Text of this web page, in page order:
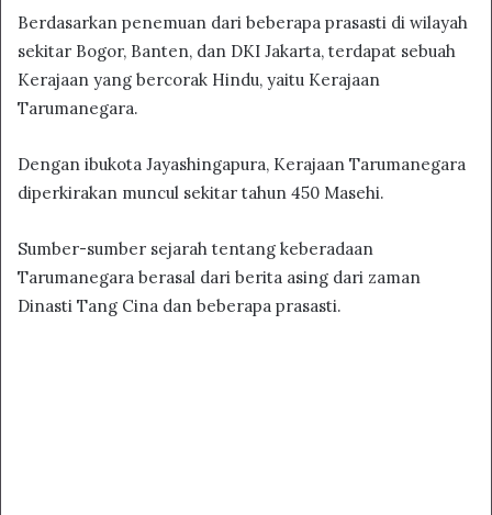
Berdasarkan penemuan dari beberapa prasasti di wilayah
sekitar Bogor, Banten, dan DKI Jakarta, terdapat sebuah
Kerajaan yang bercorak Hindu, yaitu Kerajaan
Tarumanegara.
Dengan ibukota Jayashingapura, Kerajaan Tarumanegara
diperkirakan muncul sekitar tahun 450 Masehi.
Sumber-sumber sejarah tentang keberadaan
Tarumanegara berasal dari berita asing dari zaman
Dinasti Tang Cina dan beberapa prasasti.